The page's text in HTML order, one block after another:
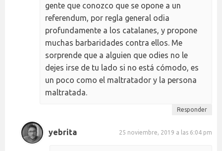
gente que conozco que se opone a un
referendum, por regla general odia
profundamente a los catalanes, y propone
muchas barbaridades contra ellos. Me
sorprende que a alguien que odies no le
dejes irse de tu lado si no está cómodo, es
un poco como el maltratador y la persona
maltratada.
Responder
yebrita 25 noviembre, 2019 a las 6:04 pm